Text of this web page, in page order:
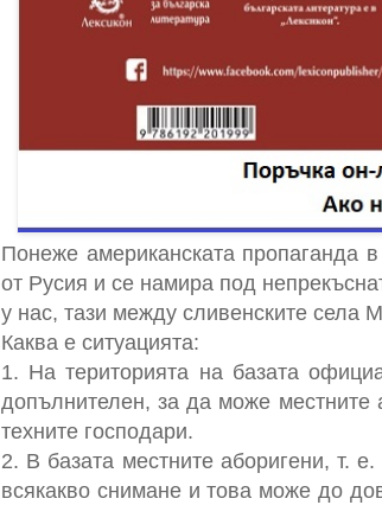
Понеже американската пропаганда
от Русия и се намира под
у нас, тази между сливенските села
Каква е ситуацията:
1. На територията на базата
допълнителен, за да може местните
техните господари.
2. В базата местните аборигени, т.
всякакво снимане и това може до